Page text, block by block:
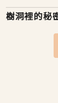
樹洞裡的秘